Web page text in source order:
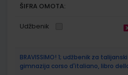
ŠIFRA OMOTA:
Udžbenik
BRAVISSIMO! 1; udžbenik za
gimnazija corso d'italiano, libro